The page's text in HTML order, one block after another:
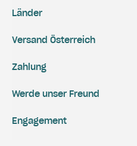
Versand Österreich
Zahlung
Engagement
Werde unser Freund
Länder